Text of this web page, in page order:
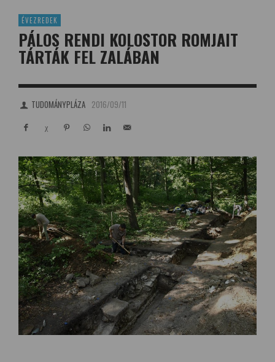
ÉVEZREDEK
PÁLOS RENDI KOLOSTOR ROMJAIT
TÁRTÁK FEL ZALÁBAN
TUDOMÁNYPLÁZA 2016/09/11